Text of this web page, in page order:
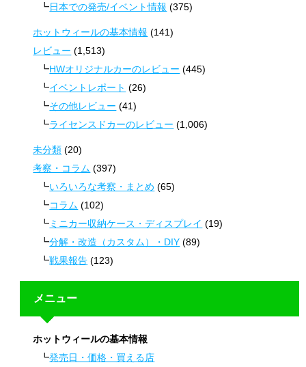
日本での発売/イベント情報 (375)
ホットウィールの基本情報 (141)
レビュー (1,513)
HWオリジナルカーのレビュー (445)
イベントレポート (26)
その他レビュー (41)
ライセンスドカーのレビュー (1,006)
未分類 (20)
考察・コラム (397)
いろいろな考察・まとめ (65)
コラム (102)
ミニカー収納ケース・ディスプレイ (19)
分解・改造（カスタム）・DIY (89)
戦果報告 (123)
メニュー
ホットウィールの基本情報
発売日・価格・買える店